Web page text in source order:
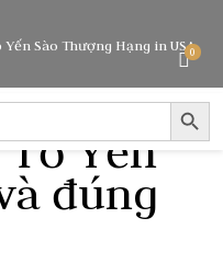
SEARCH
0
Yến
đúng